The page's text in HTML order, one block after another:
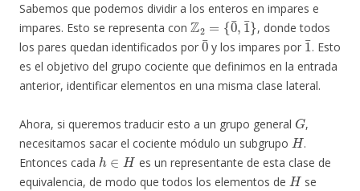
Sabemos que podemos dividir a los enteros en impares e
impares. Esto se representa con
Z2 =
{0 ¯,1¯}
, donde todos
los pares quedan identificados por
0
y los impares por
1¯
. Esto
es el objetivo del grupo cociente que definimos en la entrada
anterior, identificar elementos en una misma clase lateral.
Ahora, si queremos traducir esto a un grupo general
G
,
necesitamos sacar el cociente módulo un subgrupo
H
.
Entonces cada
h∈ H
es un representante de esta clase de
equivalencia, de modo que todos los elementos de
H
se